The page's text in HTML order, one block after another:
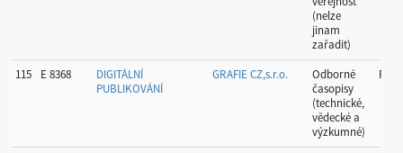
(nelze
jinam
zařadit)
115 E 8368
DIGITÁLNÍ
PUBLIKOVÁNÍ
GRAFIE CZ,s.r.o.
Odborné
časopisy
(technické,
vědecké a
výzkumné)